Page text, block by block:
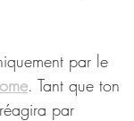
par le
. Tant que ton
par